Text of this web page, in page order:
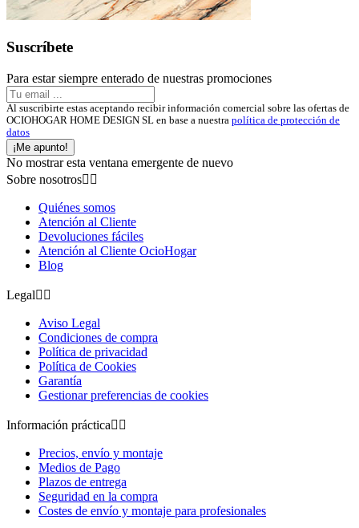
Suscríbete
Para estar siempre enterado de nuestras promociones
Al suscribirte estas aceptando recibir información comercial sobre las ofertas de
OCIOHOGAR HOME DESIGN SL en base a nuestra política de protección de
datos
¡Me apunto!
No mostrar esta ventana emergente de nuevo
Sobre nosotros 
Quiénes somos
Atención al Cliente
Devoluciones fáciles
Atención al Cliente OcioHogar
Blog
Legal 
Aviso Legal
Condiciones de compra
Política de privacidad
Política de Cookies
Garantía
Gestionar preferencias de cookies
Información práctica 
Precios, envío y montaje
Medios de Pago
Plazos de entrega
Seguridad en la compra
Costes de envío y montaje para profesionales